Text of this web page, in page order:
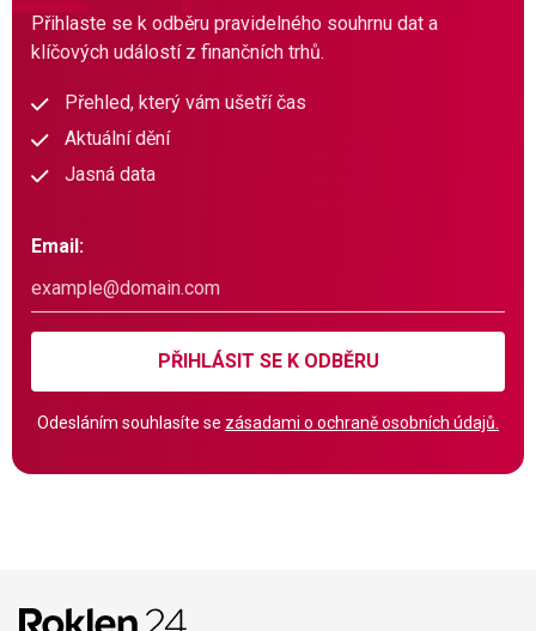
Přihlaste se k odběru pravidelného souhrnu dat a
klíčových událostí z finančních trhů.
Přehled, který vám ušetří čas
Aktuální dění
Jasná data
Email:
PŘIHLÁSIT SE K ODBĚRU
Odesláním souhlasíte se zásadami o ochraně osobních údajů.